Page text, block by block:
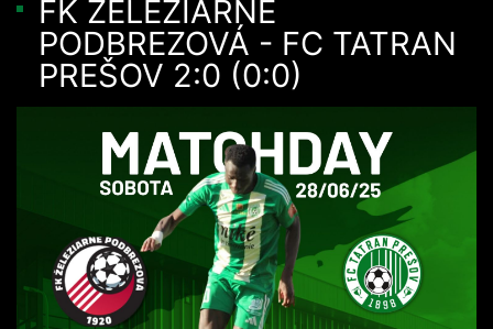
FK ŽELEZIARNE
PODBREZOVÁ - FC TATRAN
PREŠOV 2:0 (0:0)